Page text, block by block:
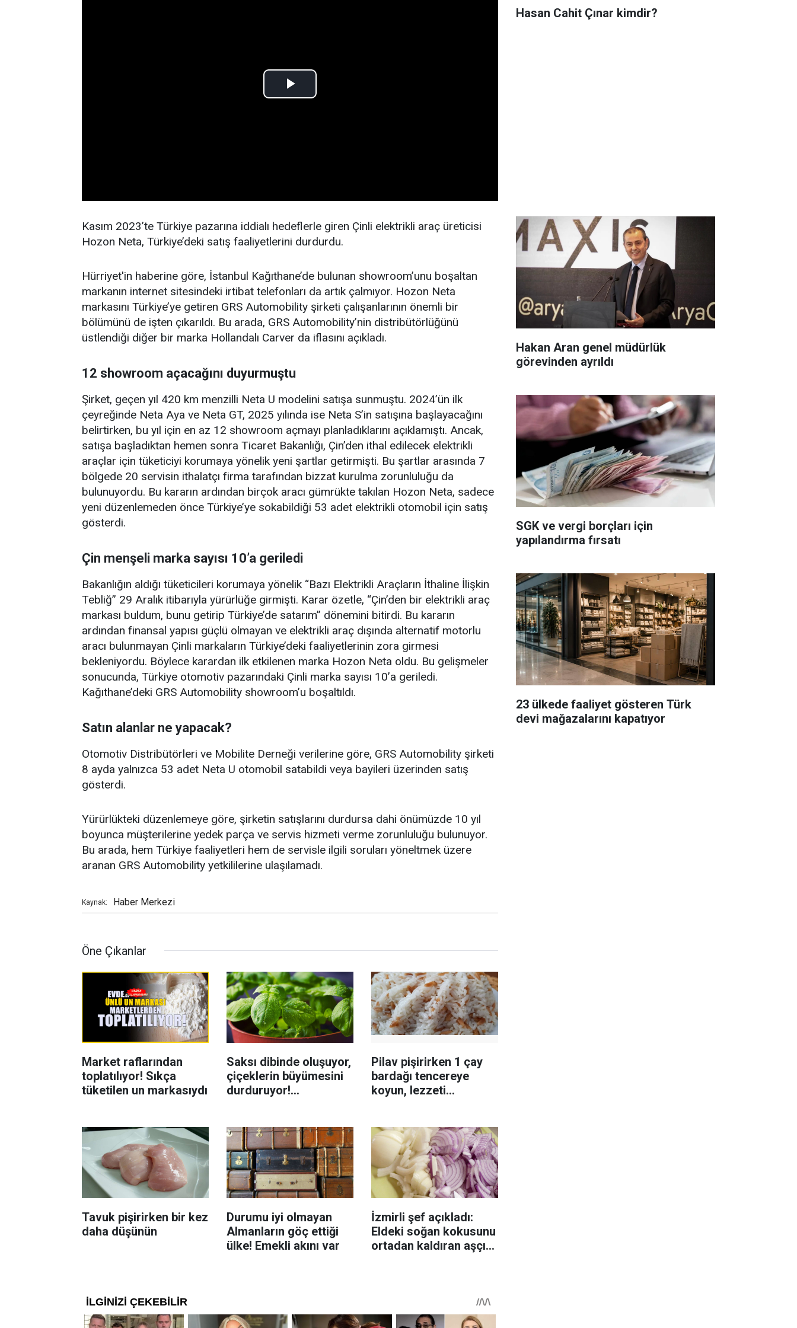
Kasım 2023’te Türkiye pazarına iddialı hedeflerle giren Çinli elektrikli araç üreticisi
Hozon Neta, Türkiye’deki satış faaliyetlerini durdurdu.
Hürriyet'in haberine göre, İstanbul Kağıthane’de bulunan showroom’unu boşaltan
markanın internet sitesindeki irtibat telefonları da artık çalmıyor. Hozon Neta
markasını Türkiye’ye getiren GRS Automobility şirketi çalışanlarının önemli bir
bölümünü de işten çıkarıldı. Bu arada, GRS Automobility’nin distribütörlüğünü
üstlendiği diğer bir marka Hollandalı Carver da iflasını açıkladı.
12 showroom açacağını duyurmuştu
Şirket, geçen yıl 420 km menzilli Neta U modelini satışa sunmuştu. 2024’ün ilk
çeyreğinde Neta Aya ve Neta GT, 2025 yılında ise Neta S’in satışına başlayacağını
belirtirken, bu yıl için en az 12 showroom açmayı planladıklarını açıklamıştı. Ancak,
satışa başladıktan hemen sonra Ticaret Bakanlığı, Çin’den ithal edilecek elektrikli
araçlar için tüketiciyi korumaya yönelik yeni şartlar getirmişti. Bu şartlar arasında 7
bölgede 20 servisin ithalatçı firma tarafından bizzat kurulma zorunluluğu da
bulunuyordu. Bu kararın ardından birçok aracı gümrükte takılan Hozon Neta, sadece
yeni düzenlemeden önce Türkiye’ye sokabildiği 53 adet elektrikli otomobil için satış
gösterdi.
Çin menşeli marka sayısı 10’a geriledi
Bakanlığın aldığı tüketicileri korumaya yönelik “Bazı Elektrikli Araçların İthaline İlişkin
Tebliğ” 29 Aralık itibarıyla yürürlüğe girmişti. Karar özetle, “Çin’den bir elektrikli araç
markası buldum, bunu getirip Türkiye’de satarım” dönemini bitirdi. Bu kararın
ardından finansal yapısı güçlü olmayan ve elektrikli araç dışında alternatif motorlu
aracı bulunmayan Çinli markaların Türkiye’deki faaliyetlerinin zora girmesi
bekleniyordu. Böylece karardan ilk etkilenen marka Hozon Neta oldu. Bu gelişmeler
sonucunda, Türkiye otomotiv pazarındaki Çinli marka sayısı 10’a geriledi.
Kağıthane’deki GRS Automobility showroom’u boşaltıldı.
Satın alanlar ne yapacak?
Otomotiv Distribütörleri ve Mobilite Derneği verilerine göre, GRS Automobility şirketi
8 ayda yalnızca 53 adet Neta U otomobil satabildi veya bayileri üzerinden satış
gösterdi.
Yürürlükteki düzenlemeye göre, şirketin satışlarını durdursa dahi önümüzde 10 yıl
boyunca müşterilerine yedek parça ve servis hizmeti verme zorunluluğu bulunuyor.
Bu arada, hem Türkiye faaliyetleri hem de servisle ilgili soruları yöneltmek üzere
aranan GRS Automobility yetkililerine ulaşılamadı.
Kaynak: Haber Merkezi
Öne Çıkanlar
Market raflarından
toplatılıyor! Sıkça
tüketilen un markasıydı
Saksı dibinde oluşuyor,
çiçeklerin büyümesini
durduruyor!
Pilav pişirirken 1 çay
bardağı tencereye
koyun, lezzeti
Tavuk pişirirken bir kez
daha düşünün
Durumu iyi olmayan
Almanların göç ettiği
ülke! Emekli akını var
İzmirli şef açıkladı:
Eldeki soğan kokusunu
ortadan kaldıran aşçı
Hasan Cahit Çınar kimdir?
Hakan Aran genel müdürlük
görevinden ayrıldı
SGK ve vergi borçları için
yapılandırma fırsatı
23 ülkede faaliyet gösteren Türk
devi mağazalarını kapatıyor